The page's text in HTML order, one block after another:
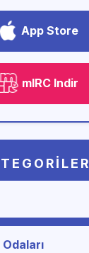
App Store
mIRC Indir